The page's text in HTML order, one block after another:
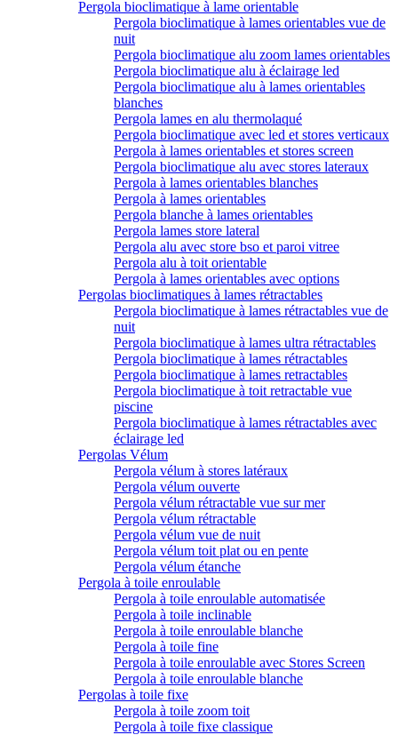
Pergola bioclimatique à lame orientable
Pergola bioclimatique à lames orientables vue de
nuit
Pergola bioclimatique alu zoom lames orientables
Pergola bioclimatique alu à éclairage led
Pergola bioclimatique alu à lames orientables
blanches
Pergola lames en alu thermolaqué
Pergola bioclimatique avec led et stores verticaux
Pergola à lames orientables et stores screen
Pergola bioclimatique alu avec stores lateraux
Pergola à lames orientables blanches
Pergola à lames orientables
Pergola blanche à lames orientables
Pergola lames store lateral
Pergola alu avec store bso et paroi vitree
Pergola alu à toit orientable
Pergola à lames orientables avec options
Pergolas bioclimatiques à lames rétractables
Pergola bioclimatique à lames rétractables vue de
nuit
Pergola bioclimatique à lames ultra rétractables
Pergola bioclimatique à lames rétractables
Pergola bioclimatique à lames retractables
Pergola bioclimatique à toit retractable vue
piscine
Pergola bioclimatique à lames rétractables avec
éclairage led
Pergolas Vélum
Pergola vélum à stores latéraux
Pergola vélum ouverte
Pergola vélum rétractable vue sur mer
Pergola vélum rétractable
Pergola vélum vue de nuit
Pergola vélum toit plat ou en pente
Pergola vélum étanche
Pergola à toile enroulable
Pergola à toile enroulable automatisée
Pergola à toile inclinable
Pergola à toile enroulable blanche
Pergola à toile fine
Pergola à toile enroulable avec Stores Screen
Pergola à toile enroulable blanche
Pergolas à toile fixe
Pergola à toile zoom toit
Pergola à toile fixe classique